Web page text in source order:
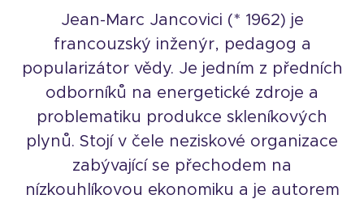
Jean-Marc Jancovici (* 1962) je
francouzský inženýr, pedagog a
popularizátor vědy. Je jedním z předních
odborníků na energetické zdroje a
problematiku produkce skleníkových
plynů. Stojí v čele neziskové organizace
zabývající se přechodem na
nízkouhlíkovou ekonomiku a je autorem